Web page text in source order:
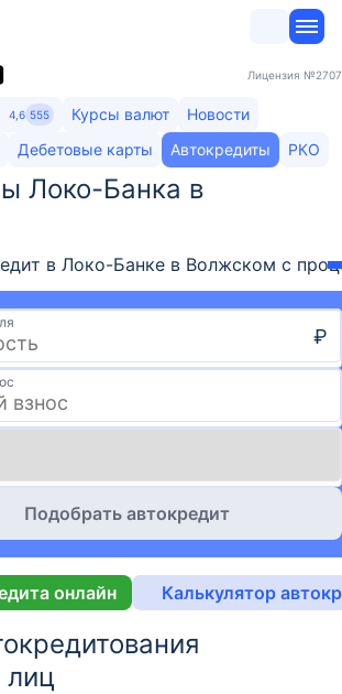
Лицензия №2707
4,6 555 Курсы валют
Новости
Дебетовые карты Автокредиты РКО
Локо-Банка​ в
в Локо-Банке в Волжском с
₽
Подобрать автокредит
онлайн Калькулятор
лиц